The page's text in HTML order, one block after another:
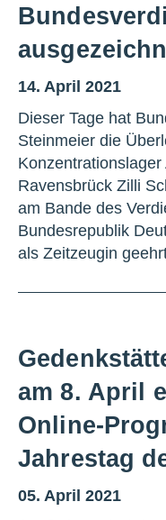
14. April 2021
Dieser Tage hat
Steinmeier die
Ravensbrück Zilli
am Bande des
Bundesrepublik
als Zeitzeugin
am 8. April
Online-
Jahrestag
05. April 2021